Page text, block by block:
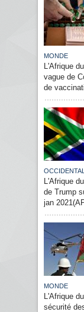
MONDE
L'Afrique
vague de
de
OCCIDENTAL
L'Afrique
de Trump
jan
MONDE
L'Afrique
sécurité